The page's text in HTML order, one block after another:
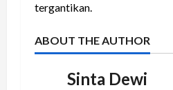
tergantikan.
ABOUT THE AUTHOR
Sinta Dewi